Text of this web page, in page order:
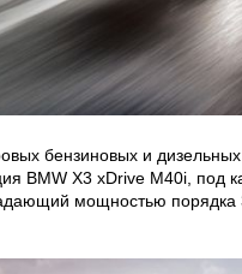
бензиновых и
BMW X3 xDrive M40i, под
мощностью